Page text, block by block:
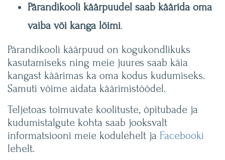
Pärandikooli käärpuudel saab käärida oma
vaiba või kanga lõimi.
Pärandikooli käärpuud on kogukondlikuks
kasutamiseks ning meie juures saab käia
kangast käärimas ka oma kodus kudumiseks.
Samuti võime aidata käärimistöödel.
Teljetoas toimuvate koolituste, õpitubade ja
kudumistalgute kohta saab jooksvalt
informatsiooni meie kodulehelt ja Facebooki
lehelt.